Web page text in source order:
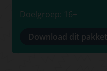
Doelgroep: 16+
Download dit pakket